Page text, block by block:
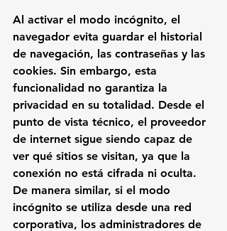
Al activar el modo incógnito, el
navegador evita guardar el historial
de navegación, las contraseñas y las
cookies. Sin embargo, esta
funcionalidad no garantiza la
privacidad en su totalidad. Desde el
punto de vista técnico, el proveedor
de internet sigue siendo capaz de
ver qué sitios se visitan, ya que la
conexión no está cifrada ni oculta.
De manera similar, si el modo
incógnito se utiliza desde una red
corporativa, los administradores de